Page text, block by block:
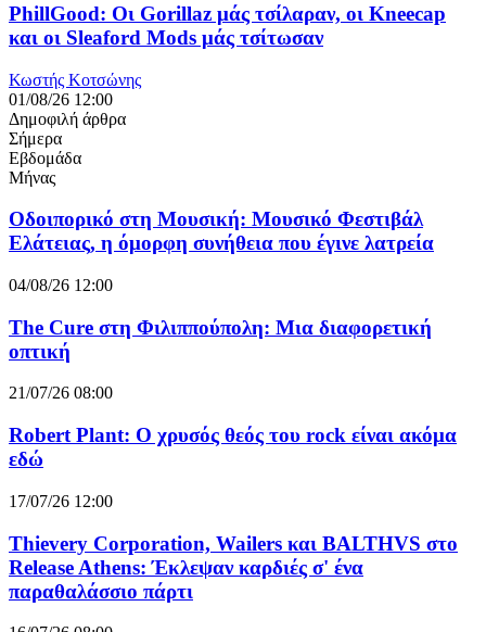
PhillGood: Οι Gorillaz μάς τσίλαραν, οι Kneecap
και οι Sleaford Mods μάς τσίτωσαν
Κωστής Κοτσώνης
01/08/26 12:00
Δημοφιλή άρθρα
Σήμερα
Εβδομάδα
Μήνας
Οδοιπορικό στη Μουσική: Μουσικό Φεστιβάλ
Ελάτειας, η όμορφη συνήθεια που έγινε λατρεία
04/08/26 12:00
The Cure στη Φιλιππούπολη: Μια διαφορετική
οπτική
21/07/26 08:00
Robert Plant: Ο χρυσός θεός του rock είναι ακόμα
εδώ
17/07/26 12:00
Thievery Corporation, Wailers και BALTHVS στο
Release Athens: Έκλεψαν καρδιές σ' ένα
παραθαλάσσιο πάρτι